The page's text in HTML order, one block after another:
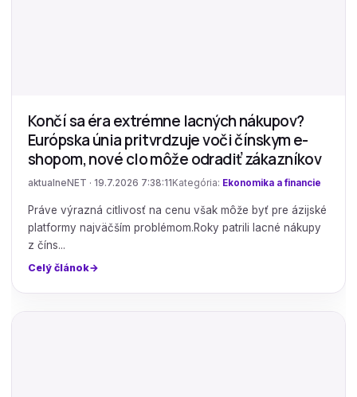
Končí sa éra extrémne lacných nákupov?
Európska únia pritvrdzuje voči čínskym e-
shopom, nové clo môže odradiť zákazníkov
aktualneNET · 19.7.2026 7:38:11 Kategória: Ekonomika a financie
Práve výrazná citlivosť na cenu však môže byť pre ázijské
platformy najväčším problémom.Roky patrili lacné nákupy
z číns...
Celý článok